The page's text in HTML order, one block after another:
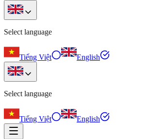
Select language
Tiếng Việt English
Select language
Tiếng Việt English